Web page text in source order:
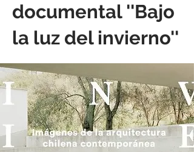
documental ''Bajo
la luz del invierno''